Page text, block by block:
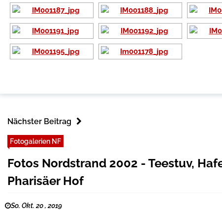
Nächster Beitrag
Fotogalerien NF
Fotos Nordstrand 2002 - Teestuv,
Pharisäer Hof
So. Okt. 20 , 2019